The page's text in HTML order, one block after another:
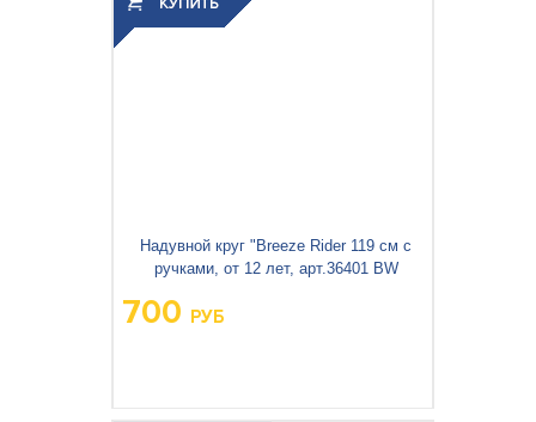
Надувной круг "Breeze Rider 119 см с
ручками, от 12 лет, арт.36401 BW
700 РУБ